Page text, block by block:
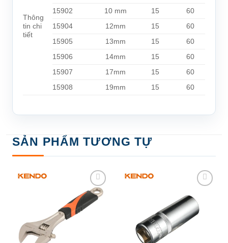
Thông
tin chi
tiết
15902
10 mm 15
60
15904
12mm 15
60
15905
13mm 15
60
15906
14mm 15
60
15907
17mm 15
60
15908
19mm 15 60
SẢN PHẨM TƯƠNG TỰ
Add to
wishlist
wishlist